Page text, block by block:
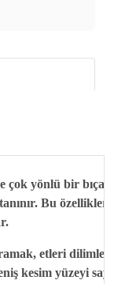
çok yönlü bir
Bu özellikler,
etleri
kesim yüzeyi